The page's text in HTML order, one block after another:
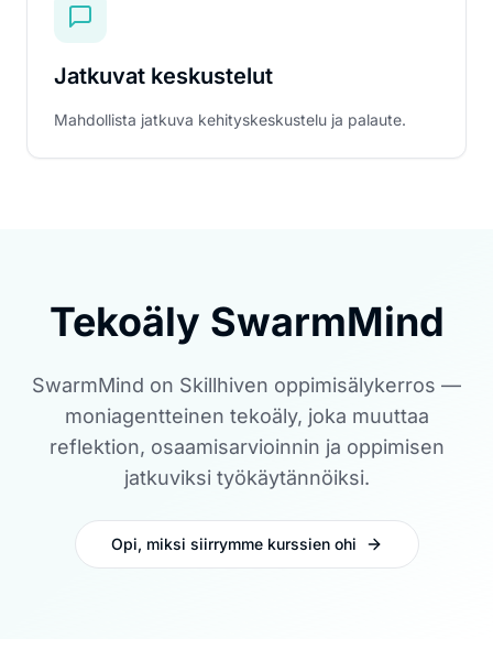
Jatkuvat keskustelut
Mahdollista jatkuva kehityskeskustelu ja palaute.
Tekoäly SwarmMind
SwarmMind on Skillhiven oppimisälykerros —
moniagentteinen tekoäly, joka muuttaa
reflektion, osaamisarvioinnin ja oppimisen
jatkuviksi työkäytännöiksi.
Opi, miksi siirrymme kurssien ohi